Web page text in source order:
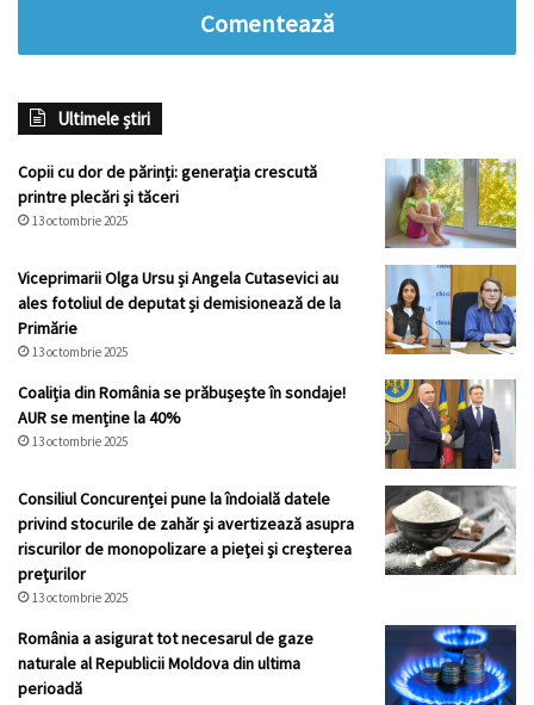
Comentează
Ultimele știri
Copii cu dor de părinți: generația crescută
printre plecări și tăceri
13 octombrie 2025
Viceprimarii Olga Ursu și Angela Cutasevici au
ales fotoliul de deputat și demisionează de la
Primărie
13 octombrie 2025
Coaliția din România se prăbușește în sondaje!
AUR se menține la 40%
13 octombrie 2025
Consiliul Concurenței pune la îndoială datele
privind stocurile de zahăr şi avertizează asupra
riscurilor de monopolizare a pieţei şi creşterea
preţurilor
13 octombrie 2025
România a asigurat tot necesarul de gaze
naturale al Republicii Moldova din ultima
perioadă